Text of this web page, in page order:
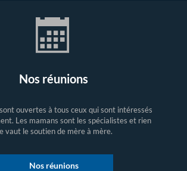
Nos réunions
ouvertes à tous ceux qui sont intéressés
Les mamans sont les spécialistes et rien
vaut le soutien de mère à mère.
Nos réunions